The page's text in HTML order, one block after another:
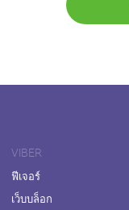
VIBER
ฟีเจอร์
เว็บบล็อก